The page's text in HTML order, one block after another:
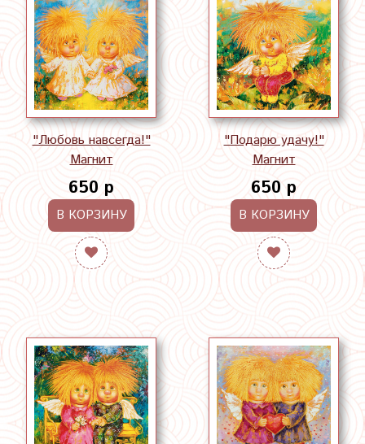
"Любовь навсегда!"
Магнит
650 р
В КОРЗИНУ
"Подарю удачу!"
Магнит
650 р
В КОРЗИНУ